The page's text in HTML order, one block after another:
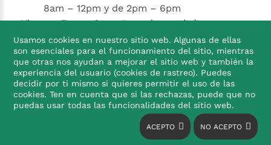
8am – 12pm y de 2pm – 6pm
Viernes: 7am – 3pm. Jornada continúa
Teléfono Conmutador: +57 68 98 24 44
Correo Institucional:
atencionalciudadano@caldas.gov.co
Correo de notificaciones judiciales:
notificacionesjudiciales@caldas.gov.co
@GobernaciondeCaldas Twitter
Youtube

Usamos cookies en nuestro sitio web. Algunas de ellas
son esenciales para el funcionamiento del sitio, mientras
que otras nos ayudan a mejorar el sitio web y también la
experiencia del usuario (cookies de rastreo). Puedes
decidir por ti mismo si quieres permitir el uso de las
cookies. Ten en cuenta que si las rechazas, puede que no
puedas usar todas las funcionalidades del sitio web.
ACEPTO NO ACEPTO